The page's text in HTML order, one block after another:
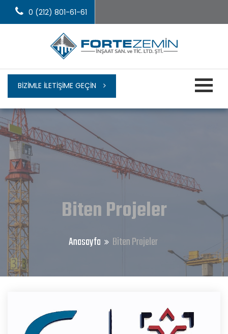
0 (212) 801-61-61
BIZIMLE İLETIŞIME GEÇIN
Biten Projeler
Anasayfa Biten Projeler